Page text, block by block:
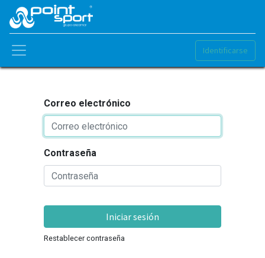
Identificarse
Correo electrónico
Contraseña
Iniciar sesión
Restablecer contraseña